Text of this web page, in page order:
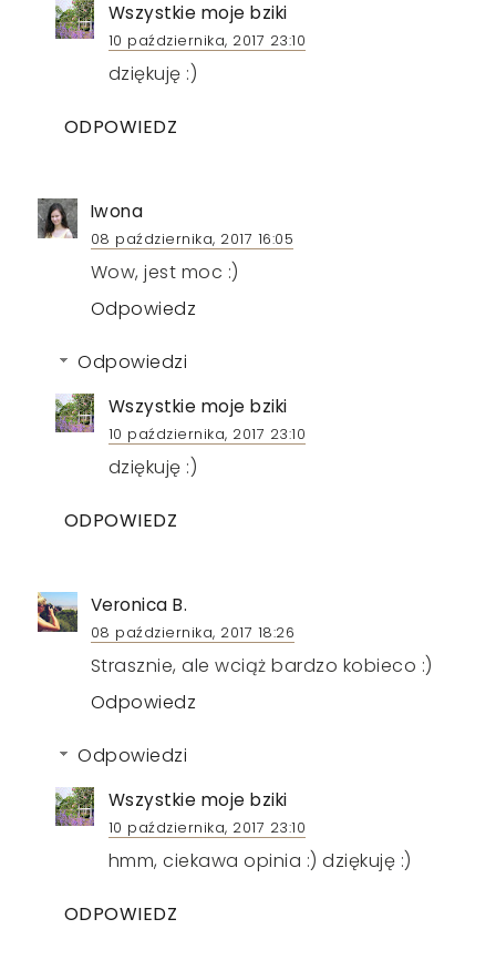
Wszystkie moje bziki
10 października, 2017 23:10
dziękuję :)
ODPOWIEDZ
Iwona
08 października, 2017 16:05
Wow, jest moc :)
Odpowiedz
Odpowiedzi
Wszystkie moje bziki
10 października, 2017 23:10
dziękuję :)
ODPOWIEDZ
Veronica B.
08 października, 2017 18:26
Strasznie, ale wciąż bardzo kobieco :)
Odpowiedz
Odpowiedzi
Wszystkie moje bziki
10 października, 2017 23:10
hmm, ciekawa opinia :) dziękuję :)
ODPOWIEDZ